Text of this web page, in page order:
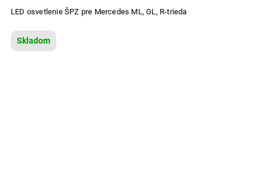
LED osvetlenie ŠPZ pre Mercedes ML, GL, R-trieda
Skladom